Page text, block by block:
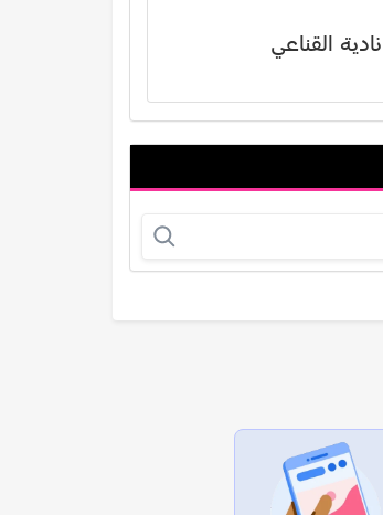
نادية القناعي
عدنان الحداد
عرض الكل